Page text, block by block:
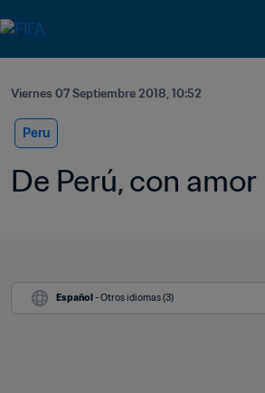
Viernes 07 Septiembre 2018, 10:52
Peru
De Perú, con amor
Español - Otros idiomas (3)